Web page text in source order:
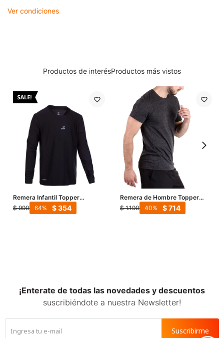
Ver condiciones
Productos de interésProductos más vistos
Remera Infantil Topper
M/Larga Jrs - Negro
$ 990 $354
64
Remera de Hombre Topper
Poly - Negro
$ 1.190 $714
40
¡Enterate de todas las novedades y descuentos
suscribiéndote a nuestra Newsletter!
Suscribirme